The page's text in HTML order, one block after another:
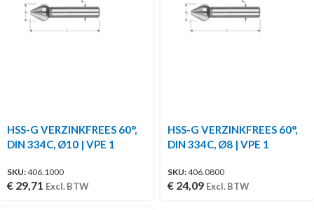
HSS-G VERZINKFREES 60°,
DIN 334C, Ø10 | VPE 1
SKU:406.1000
€ 29,71 Excl. BTW
HSS-G VERZINKFREES 60°,
DIN 334C, Ø8 | VPE 1
SKU:406.0800
€ 24,09 Excl. BTW